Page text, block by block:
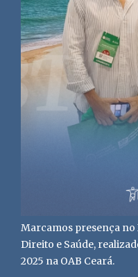
Marcamos presença
Direito e Saúde,
2025 na OAB Ceará.